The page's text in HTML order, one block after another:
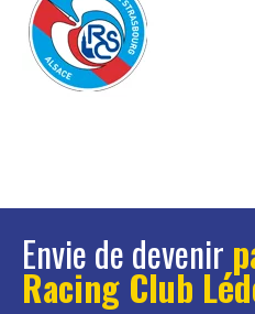
Envie de devenir
Racing Club